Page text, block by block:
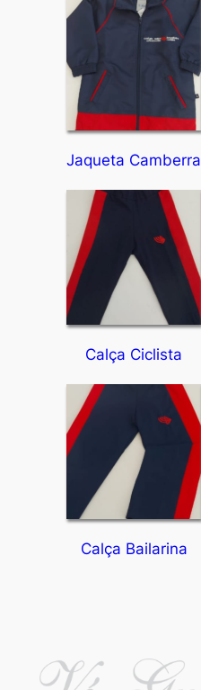
Jaqueta Camberra
Calça Ciclista
Calça Bailarina